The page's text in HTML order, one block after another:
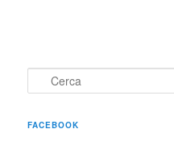
e
c
FACEBOOK